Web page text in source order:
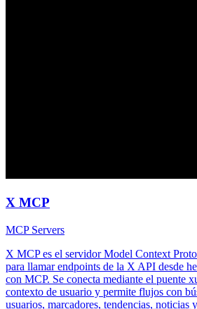
X MCP
MCP Servers
X MCP es el servidor Model Context
para llamar endpoints de la X API desde
con MCP. Se conecta mediante el puente
contexto de usuario y permite flujos con
usuarios, marcadores, tendencias, noticias